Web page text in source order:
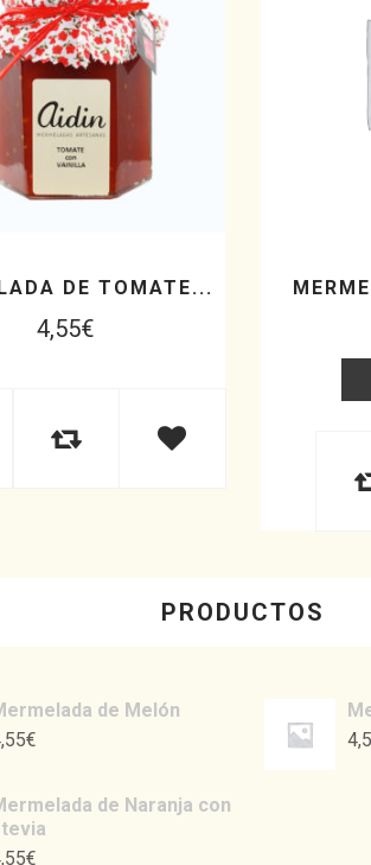
DE TOMATE...
4,55€
PRODUCTOS
de Melón
€
de Naranja con
€